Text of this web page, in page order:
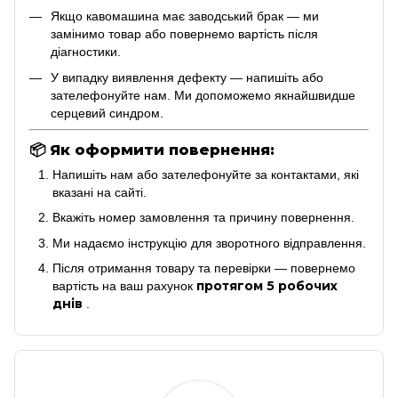
Якщо кавомашина має заводський брак — ми
замінимо товар або повернемо вартість після
діагностики.
У випадку виявлення дефекту — напишіть або
зателефонуйте нам. Ми допоможемо якнайшвидше
серцевий синдром.
📦Як оформити повернення:
Напишіть нам або зателефонуйте за контактами, які
вказані на сайті.
Вкажіть номер замовлення та причину повернення.
Ми надаємо інструкцію для зворотного відправлення.
Після отримання товару та перевірки — повернемо
вартість на ваш рахунок протягом 5 робочих
днів